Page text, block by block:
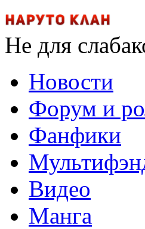
Не для
Новости
Форум и
Фанфики
Видео
Манга